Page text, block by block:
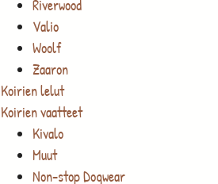
Riverwood
Valio
Woolf
Zaaron
Koirien lelut
Koirien vaatteet
Kivalo
Muut
Non-stop Dogwear